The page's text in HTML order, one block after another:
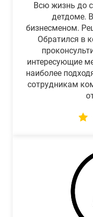
Всю жизнь до
детдоме.
бизнесменом.
Обратился в
интересующие
наиболее
сотрудникам